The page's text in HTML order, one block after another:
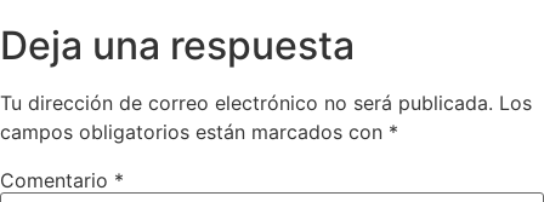
Deja una respuesta
Tu dirección de correo electrónico no será publicada. Los
campos obligatorios están marcados con *
Comentario *